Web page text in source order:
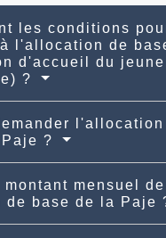
les conditions
l'allocation de
d'accueil du jeune
?
l'allocation
?
mensuel de
de base de la Paje